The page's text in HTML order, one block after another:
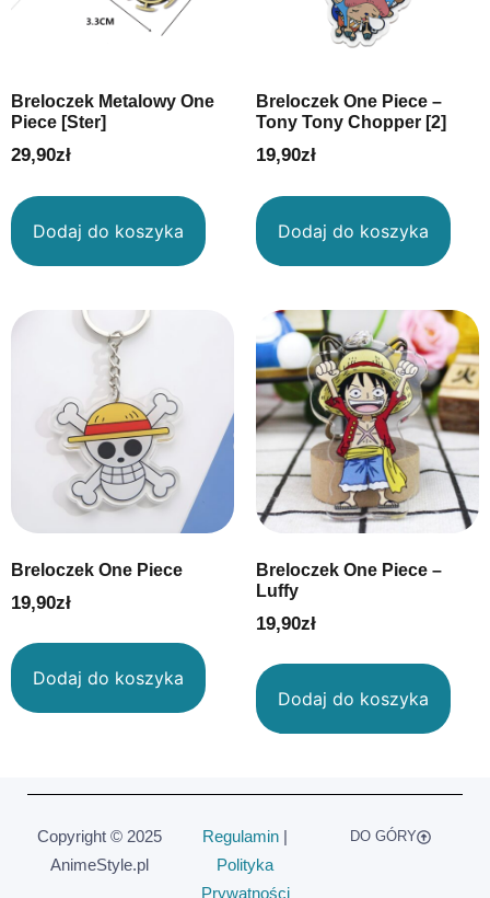
Breloczek Metalowy One
Piece [Ster]
29,90zł
Dodaj do koszyka
Breloczek One Piece –
Tony Tony Chopper [2]
19,90zł
Dodaj do koszyka
Breloczek One Piece
19,90zł
Dodaj do koszyka
Breloczek One Piece –
Luffy
19,90zł
Dodaj do koszyka
Copyright © 2025
AnimeStyle.pl
Regulamin |
Polityka
Prywatności
DO GÓRY